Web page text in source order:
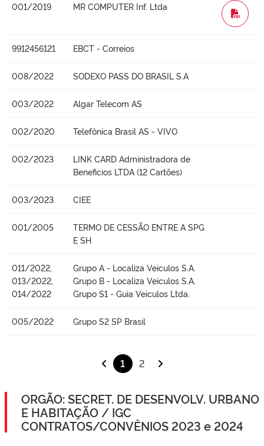
001/2019 MR COMPUTER Inf. Ltda
WORD
9912456121 EBCT - Correios
008/2022 SODEXO PASS DO BRASIL S.A
003/2022 Algar Telecom AS
002/2020 Telefônica Brasil AS - VIVO
002/2023
LINK CARD Administradora de
Beneficios LTDA (12 Cartões)
003/2023 CIEE
001/2005
TERMO DE CESSÃO ENTRE A SPG
E SH
011/2022,
013/2022,
014/2022
Grupo A - Localiza Veiculos S.A.
Grupo B - Localiza Veículos S.A.
Grupo S1 - Guia Veiculos Ltda.
005/2022 Grupo S2 SP Brasil
1 2
ORGÃO: SECRET. DE DESENVOLV. URBANO
E HABITAÇÃO / IGC
CONTRATOS/CONVÊNIOS 2023 e 2024